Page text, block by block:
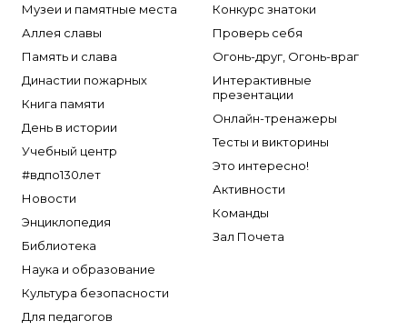
Музеи и памятные места
Аллея славы
Память и слава
Династии пожарных
Книга памяти
День в истории
Учебный центр
#вдпо130лет
Новости
Энциклопедия
Библиотека
Наука и образование
Культура безопасности
Для педагогов
Конкурс знатоки
Проверь себя
Огонь-друг, Огонь-враг
Интерактивные
презентации
Онлайн-тренажеры
Тесты и викторины
Это интересно!
Активности
Команды
Зал Почета